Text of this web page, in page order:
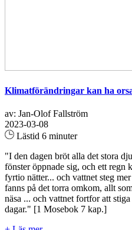
Klimatförändringar kan ha
av: Jan-Olof Fallström
2023-03-08
Lästid 6 minuter
"I den dagen bröt alla det stora
fönster öppnade sig, och ett
fyrtio nätter... och vattnet steg
fanns på det torra omkom, allt
näsa ... och vattnet fortfor att
dagar." [1 Mosebok 7 kap.]